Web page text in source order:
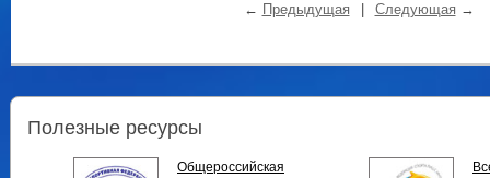
← Предыдущая Следующая →
Полезные ресурсы
Общероссийская